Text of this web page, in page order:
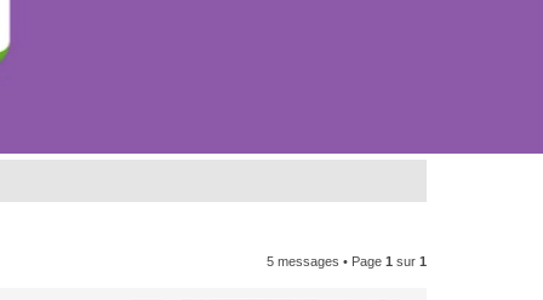
5 messages • Page 1 sur 1